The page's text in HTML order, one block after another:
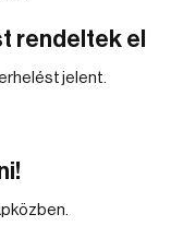
rendeltek el
jelent.